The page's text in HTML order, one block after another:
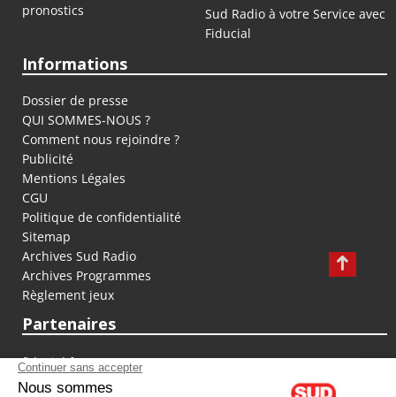
pronostics
Sud Radio à votre Service avec
Fiducial
Informations
Dossier de presse
QUI SOMMES-NOUS ?
Comment nous rejoindre ?
Publicité
Mentions Légales
CGU
Politique de confidentialité
Sitemap
Archives Sud Radio
Archives Programmes
Règlement jeux
Partenaires
fiducial.fr
lyoncapitale.fr